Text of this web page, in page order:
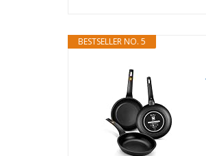
BESTSELLER NO. 5